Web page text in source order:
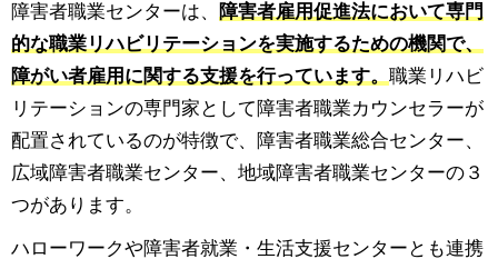
障害者職業センターは、
障害者雇用促進法において専門
的な職業リハビリテーションを実施するための機関で、
障がい者雇用に関する支援を行っています。 職業リハビ
リテーションの専門家として障害者職業カウンセラーが
配置されているのが特徴で、障害者職業総合センター、
広域障害者職業センター、地域障害者職業センターの３
つがあります。
ハローワークや障害者就業・生活支援センターとも連携